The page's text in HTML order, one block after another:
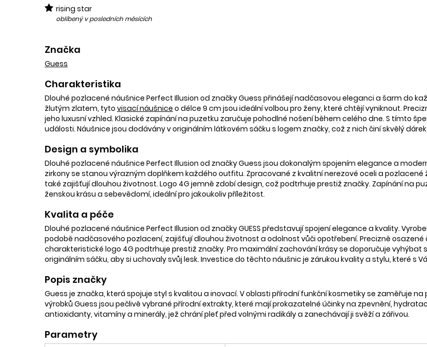
rising star
oblíbený v posledních měsících
Značka
Guess
Charakteristika
Dlouhé pozlacené náušnice Perfect Illusion od značky Guess přinášejí nadčasovou eleganci a šarm do
žlutým zlatem, tyto visací náušnice o délce 9 cm jsou ideální volbou pro ženy, které chtějí vyniknout.
jeho luxusní vzhled. Klasické zapínání na puzetku zaručuje pohodlné nošení během celého dne. S tímto
události. Náušnice jsou dodávány v originálním látkovém sáčku s logem značky, což z nich činí skvělý dárek.
Design a symbolika
Dlouhé pozlacené náušnice Perfect Illusion od značky Guess jsou dokonalým spojením elegance a
zirkony se stanou výrazným doplňkem každého outfitu. Zpracované z kvalitní nerezové oceli a
také zajišťují dlouhou životnost. Logo 4G jemně zdobí design, což podtrhuje prestiž značky. Zapínání na
ženskou krásu a sebevědomí, ideální pro jakoukoliv příležitost.
Kvalita a péče
Dlouhé pozlacené náušnice Perfect Illusion od značky GUESS představují spojení elegance a kvality.
podobě nadčasového pozlacení, zajišťují dlouhou životnost a odolnost vůči opotřebení. Precizně
charakteristické logo 4G podtrhuje prestiž značky. Pro maximální zachování krásy se doporučuje vyhýbat
originálním sáčku, aby si uchovaly svůj lesk. Investice do těchto náušnic je zárukou kvality a stylu, které s
Popis značky
Guess je značka, která spojuje styl s kvalitou a inovací. V oblasti přírodní funkční kosmetiky se zaměřuje
výrobků Guess jsou pečlivě vybrané přírodní extrakty, které mají prokazatelné účinky na zpevnění,
antioxidanty, vitamíny a minerály, jež chrání pleť před volnými radikály a zanechávají ji svěží a zářivou.
Parametry